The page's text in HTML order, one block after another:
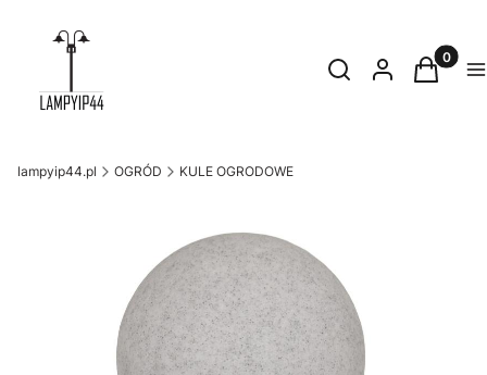
Otwórz
SzukajZaloguj sięKoszyk
lampyip44.pl OGRÓD KULE OGRODOWE